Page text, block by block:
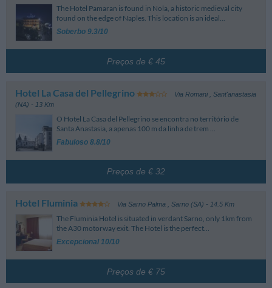
The Hotel Pamaran is found in Nola, a historic medieval city
found on the edge of Naples. This location is an ideal...
Soberbo 9.3/10
Preços de € 45
Hotel La Casa del Pellegrino Via Romani
Sant'anastasia
(NA) - 13 Km
O Hotel La Casa del Pellegrino se encontra no território de
Santa Anastasia, a apenas 100 m da linha de trem ...
Fabuloso 8.8/10
Preços de € 32
Hotel Fluminia Via Sarno Palma , Sarno (SA) - 14.5 Km
The Fluminia Hotel is situated in verdant Sarno, only 1km from
the A30 motorway exit. The Hotel is the perfect...
Excepcional 10/10
Preços de € 75